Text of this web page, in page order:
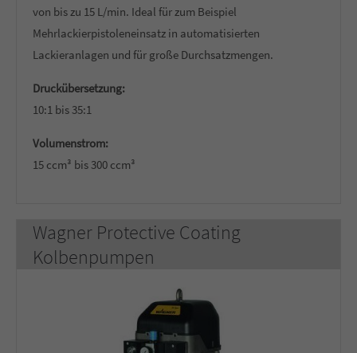
von bis zu 15 L/min. Ideal für zum Beispiel
Mehrlackierpistoleneinsatz in automatisierten
Lackieranlagen und für große Durchsatzmengen.
Druckübersetzung:
10:1 bis 35:1
Volumenstrom:
15 ccm³ bis 300 ccm³
Wagner Protective Coating
Kolbenpumpen